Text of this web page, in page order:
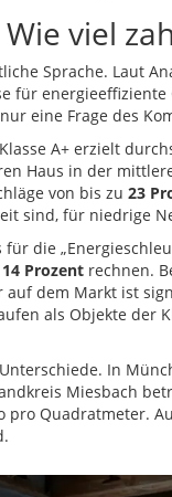
viel
Sprache. Laut
für
eine Frage des
A+ erzielt
Haus in der
von bis zu 23
sind, für niedrige
die
14 Prozent rechnen.
auf dem Markt ist
als Objekte der
In
Miesbach
pro Quadratmeter.